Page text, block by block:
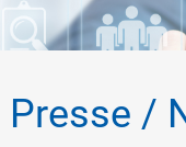
Presse /